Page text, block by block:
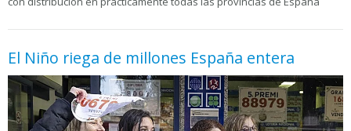
El Niño riega de millones España entera